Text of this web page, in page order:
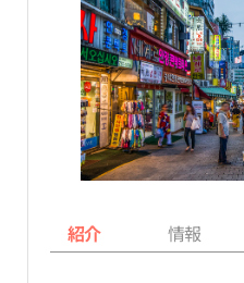
紹介 情報